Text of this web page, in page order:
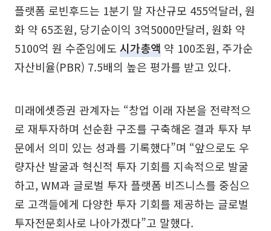
플랫폼 로빈후드는 1분기 말 자산규모 455억달러, 원
화 약 65조원, 당기순이익 3억5000만달러, 원화 약
5100억 원 수준임에도 시가총액 약 100조원, 주가순
자산비율(PBR) 7.5배의 높은 평가를 받고 있다.
미래에셋증권 관계자는 “창업 이래 자본을 전략적으
로 재투자하며 선순환 구조를 구축해온 결과 투자 부
문에서 의미 있는 성과를 기록했다”며 “앞으로도 우
량자산 발굴과 혁신적 투자 기회를 지속적으로 발굴
하고, WM과 글로벌 투자 플랫폼 비즈니스를 중심으
로 고객들에게 다양한 투자 기회를 제공하는 글로벌
투자전문회사로 나아가겠다”고 말했다.